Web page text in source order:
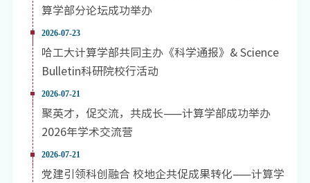
算学部分论坛成功举办
2026-07-23
哈工大计算学部共同主办《科学通报》& Science
Bulletin科研院校行活动
2026-07-21
聚英才，促交流，共成长——计算学部成功举办
2026年学术交流营
2026-07-21
党建引领科创融合 校地企共促成果转化——计算学